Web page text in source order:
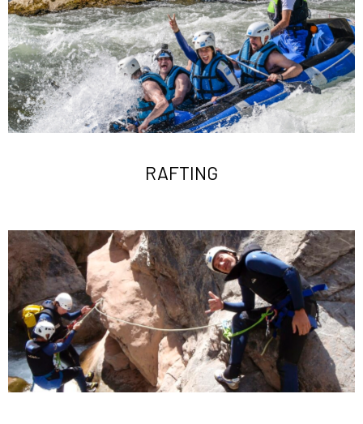
RAFTING